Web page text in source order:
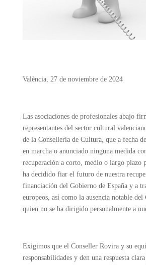
València, 27 de noviembre de 2024
Las asociaciones de profesionales abajo
representantes del sector cultural
de la Conselleria de Cultura, que a fecha
en marcha o anunciado ninguna medida
recuperación a corto, medio o largo plazo
ha decidido fiar el futuro de nuestra
financiación del Gobierno de España y a
europeos, así como la ausencia notable
quien no se ha dirigido personalmente a
Exigimos que el Conseller Rovira y su
responsabilidades y den una respuesta